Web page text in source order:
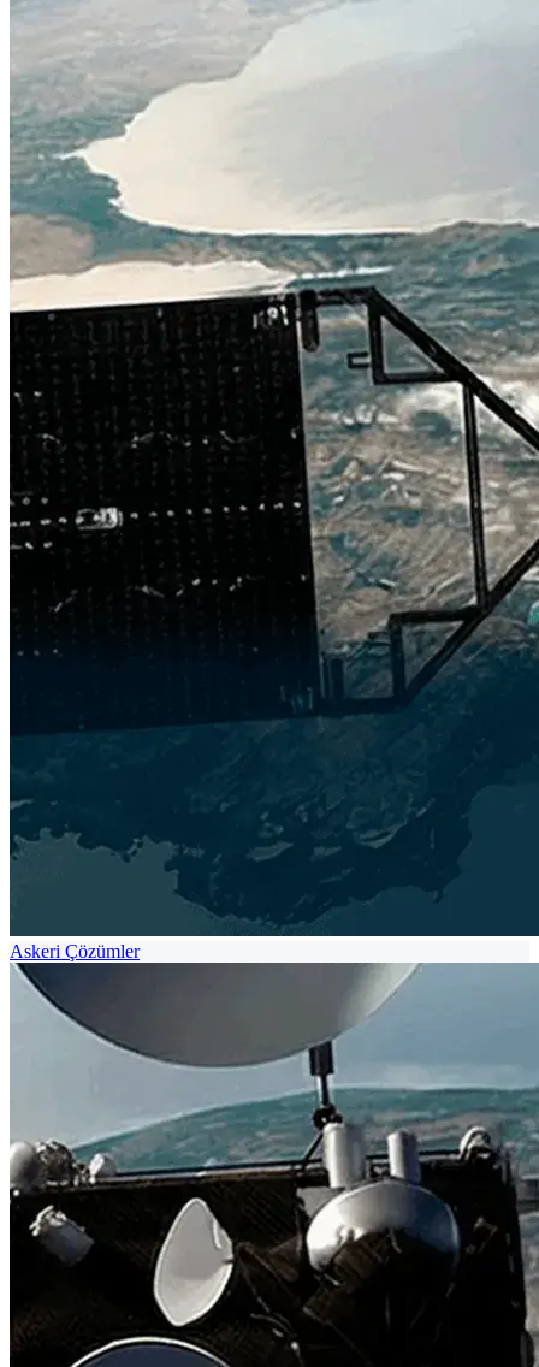
Askeri Çözümler